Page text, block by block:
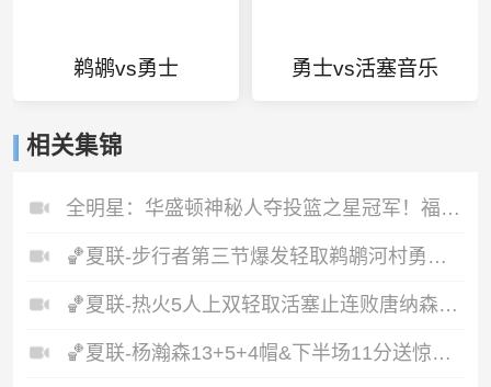
鹈鹕vs勇士 勇士vs活塞音乐
相关集锦
全明星：华盛顿神秘人夺投篮之星冠军！福德夺得三分大赛冠军！
🏀夏联-步行者第三节爆发轻取鹈鹕河村勇辉5+5+12斯劳森22分
🏀夏联-热火5人上双轻取活塞止连败唐纳森20+8+10奥科里27分
🏀夏联-杨瀚森13+5+4帽&下半场11分送惊艳妙传开拓者力克掘金